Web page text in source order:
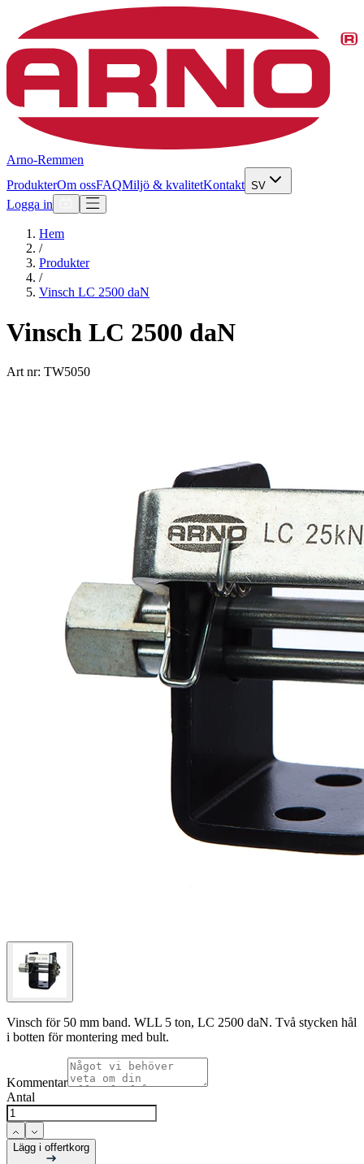
Arno-Remmen
ProdukterOm ossFAQMiljö & kvalitetKontakt SV
Logga in
Hem
/
Produkter
/
Vinsch LC 2500 daN
Vinsch LC 2500 daN
Art nr: TW5050
Vinsch för 50 mm band. WLL 5 ton, LC 2500 daN. Två stycken hål
i botten för montering med bult.
Kommentar
Antal
Lägg i offertkorg